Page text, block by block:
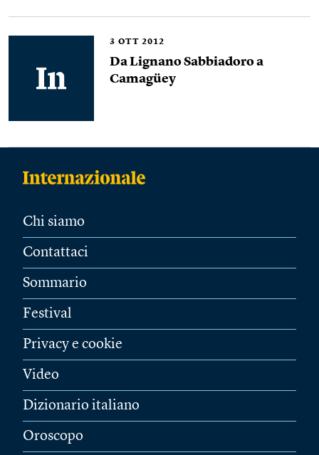
3 OTT 2012
Da Lignano Sabbiadoro a
Camagüey
Chi siamo
Contattaci
Sommario
Festival
Privacy e cookie
Video
Dizionario italiano
Oroscopo